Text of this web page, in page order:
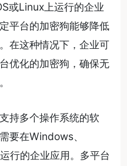
或Linux上运行的企业
平台的加密狗能够降低
在这种情况下，企业可
优化的加密狗，确保无
持多个操作系统的软
要在Windows、
行的企业应用。多平台